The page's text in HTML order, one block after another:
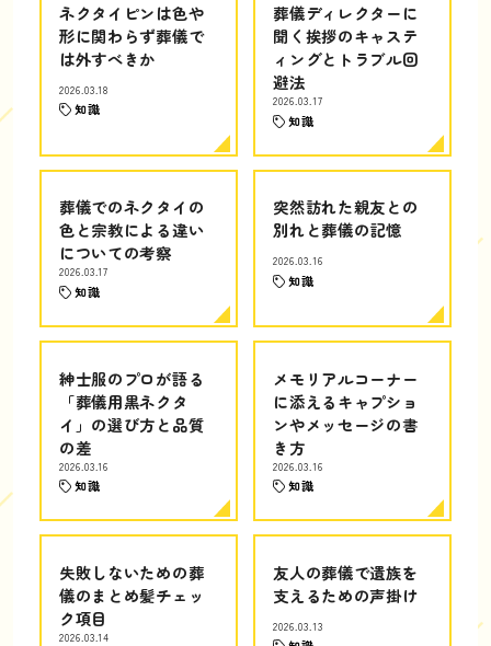
ネクタイピンは色や
形に関わらず葬儀で
は外すべきか
2026.03.18
知識
葬儀ディレクターに
聞く挨拶のキャステ
ィングとトラブル回
避法
2026.03.17
知識
葬儀でのネクタイの
色と宗教による違い
についての考察
2026.03.17
知識
突然訪れた親友との
別れと葬儀の記憶
2026.03.16
知識
紳士服のプロが語る
「葬儀用黒ネクタ
イ」の選び方と品質
の差
2026.03.16
知識
メモリアルコーナー
に添えるキャプショ
ンやメッセージの書
き方
2026.03.16
知識
失敗しないための葬
儀のまとめ髪チェッ
ク項目
2026.03.14
友人の葬儀で遺族を
支えるための声掛け
2026.03.13